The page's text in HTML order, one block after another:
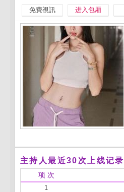
免費視訊 进入包厢
主持人最近30次上线记录
项 次
1